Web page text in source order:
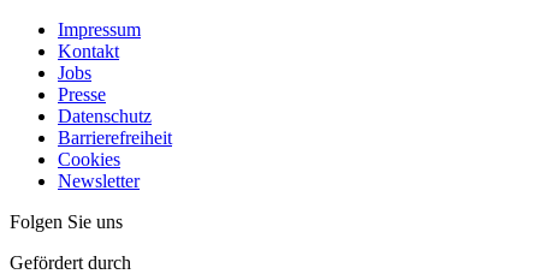
Impressum
Kontakt
Jobs
Presse
Datenschutz
Barrierefreiheit
Cookies
Newsletter
Folgen Sie uns
Gefördert durch